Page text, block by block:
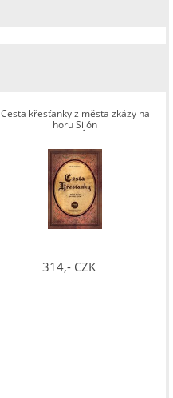
Cesta křesťanky z města zkázy na
horu Sijón
314,- CZK